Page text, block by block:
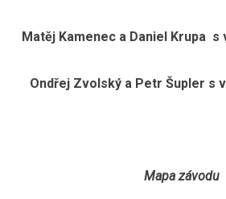
Matěj Kamenec a Daniel Krupa
Ondřej Zvolský a Petr Šupler s
Mapa závodu